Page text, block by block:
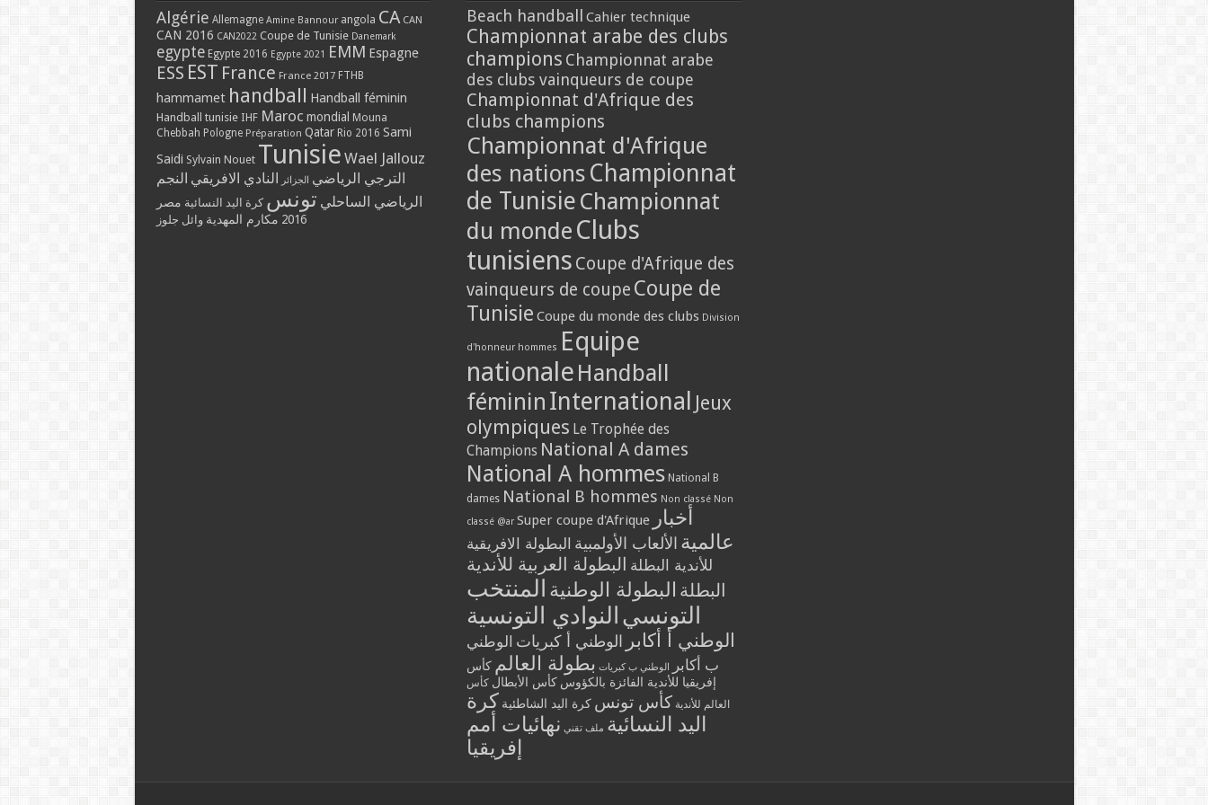
Algérie Allemagne Amine Bannour angola CA CAN
CAN 2016 CAN2022 Coupe de Tunisie Danemark
egypte Egypte 2016 Egypte 2021 EMM Espagne
ESS EST France France 2017 FTHB
hammamet handball Handball féminin
Handball tunisie IHF Maroc mondial Mouna
Chebbah Pologne Préparation Qatar Rio 2016 Sami
Saidi Sylvain Nouet Tunisie Wael Jallouz
الترجي الرياضي الجزائر النادي الافريقي النجم
الرياضي الساحلي تونس كرة اليد النسائية مصر
2016 مكارم المهدية وائل جلوز
Beach handball Cahier technique
Championnat arabe des clubs
champions Championnat arabe
des clubs vainqueurs de coupe
Championnat d'Afrique des
clubs champions
Championnat d'Afrique
des nations Championnat
de Tunisie Championnat
du monde Clubs
tunisiens Coupe d'Afrique des
vainqueurs de coupe Coupe de
Tunisie Coupe du monde des clubs Division
d'honneur hommes Equipe
nationale Handball
féminin International Jeux
olympiques Le Trophée des
Champions National A dames
National A hommes National B
dames National B hommes Non classé Non
classé @ar Super coupe d'Afrique أخبار
عالمية الألعاب الأولمبية البطولة الافريقية
للأندية البطلة البطولة العربية للأندية
البطلة البطولة الوطنية المنتخب
التونسي النوادي التونسية
الوطني أ أكابر الوطني أ كبريات الوطني
ب أكابر
الوطني ب كبريات بطولة العالم كأس
إفريقيا للأندية الفائزة بالكؤوس كأس الأبطال كأس
العالم للأندية كأس تونس كرة اليد الشاطئية كرة
اليد النسائية ملف تقني نهائيات أمم
إفريقيا